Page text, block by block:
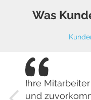
Was
Ihre
und